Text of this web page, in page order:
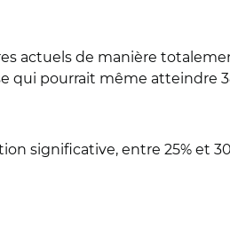
actuels de manière
qui pourrait même atteindre
significative, entre 25% et